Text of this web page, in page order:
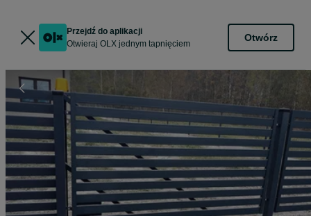
Przejdź do aplikacji
Otwieraj OLX jednym tapnięciem
Otwórz